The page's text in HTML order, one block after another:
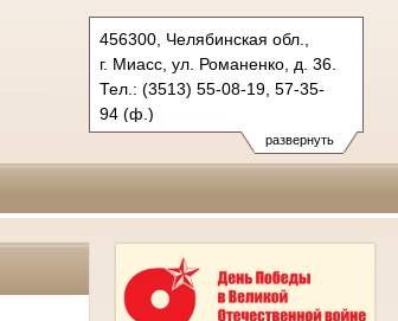
развернуть
456300, Челябинская обл.,
г. Миасс, ул. Романенко, д. 36.
Тел.: (3513) 55-08-19, 57-35-
94 (ф.)
miass.chel@sudrf.ru